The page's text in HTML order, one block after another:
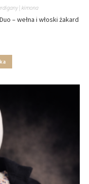
| kimona
– wełna i włoski żakard